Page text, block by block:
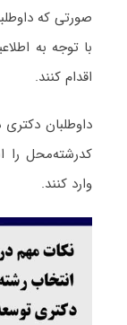
صورتی که
با توجه به
اقدام کنند.
کدرشته‌محل را
وارد کنند.